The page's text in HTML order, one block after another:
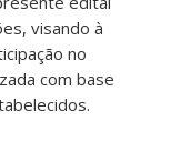
visando à
no
com base